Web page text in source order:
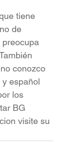
tiene
de
preocupa
conozco
español
los
BG
visite su